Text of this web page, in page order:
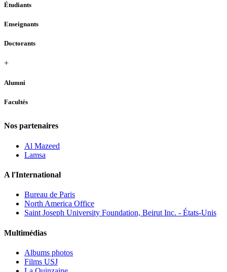
Étudiants
Enseignants
Doctorants
+
Alumni
Facultés
Nos partenaires
Al Mazeed
Lamsa
A l'International
Bureau de Paris
North America Office
Saint Joseph University Foundation, Beirut Inc. - États-Unis
Multimédias
Albums photos
Films USJ